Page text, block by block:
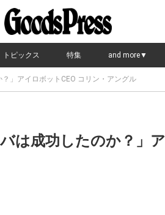
トピックス 特集 and more▼
」アイロボットCEO コリン・アングル
は成功したのか？」ア